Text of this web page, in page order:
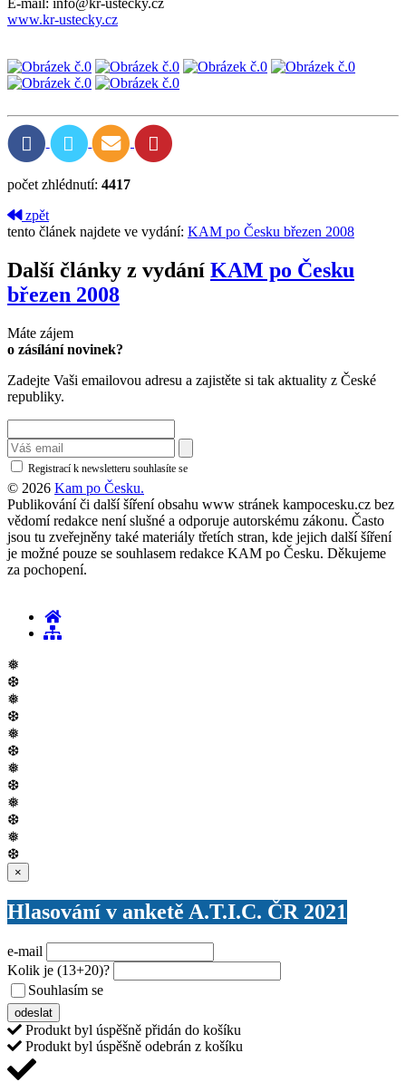
www.kr-ustecky.cz
počet zhlédnutí: 4417
zpět
tento článek najdete ve vydání: KAM po Česku březen 2008
Další články z vydání KAM po Česku
březen 2008
Máte zájem
o zásílání novinek?
Zadejte Vaši emailovou adresu a zajistěte si tak aktuality z České
republiky.
Registrací k newsletteru souhlasíte se
© 2026 Kam po Česku.
Publikování či další šíření obsahu www stránek kampocesku.cz bez
vědomí redakce není slušné a odporuje autorskému zákonu. Často
jsou tu zveřejněny také materiály třetích stran, kde jejich další šíření
je možné pouze se souhlasem redakce KAM po Česku. Děkujeme
za pochopení.
❅
❆
❅
❆
❅
❆
❅
❆
❅
❆
❅
❆
×
Hlasování v anketě A.T.I.C. ČR 2021
e-mail
Kolik je (13+20)?
Souhlasím se
odeslat
Produkt byl úspěšně přidán do košíku
Produkt byl úspěšně odebrán z košíku